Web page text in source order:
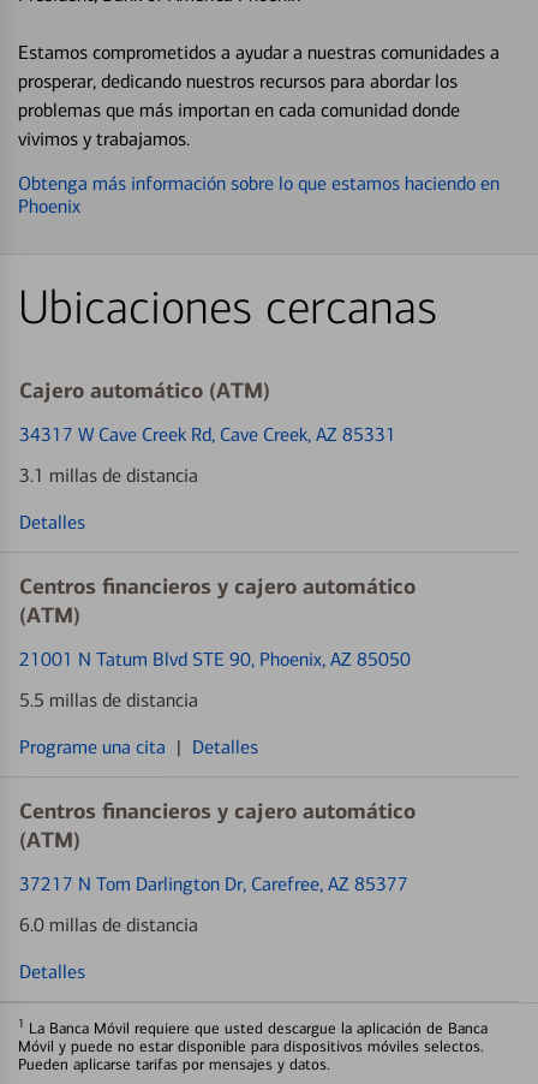
Estamos comprometidos a ayudar a nuestras comunidades a
prosperar, dedicando nuestros recursos para abordar los
problemas que más importan en cada comunidad donde
vivimos y trabajamos.
Obtenga más información sobre lo que estamos haciendo en
Phoenix
Ubicaciones cercanas
Cajero automático (ATM)
34317 W Cave Creek Rd, Cave Creek, AZ 85331
3.1 millas de distancia
Detalles
Centros financieros y cajero automático
(ATM)
21001 N Tatum Blvd STE 90, Phoenix, AZ 85050
5.5 millas de distancia
Programe una cita | Detalles
Centros financieros y cajero automático
(ATM)
37217 N Tom Darlington Dr, Carefree, AZ 85377
6.0 millas de distancia
Detalles
1 La Banca Móvil requiere que usted descargue la aplicación de Banca
Móvil y puede no estar disponible para dispositivos móviles selectos.
Pueden aplicarse tarifas por mensajes y datos.